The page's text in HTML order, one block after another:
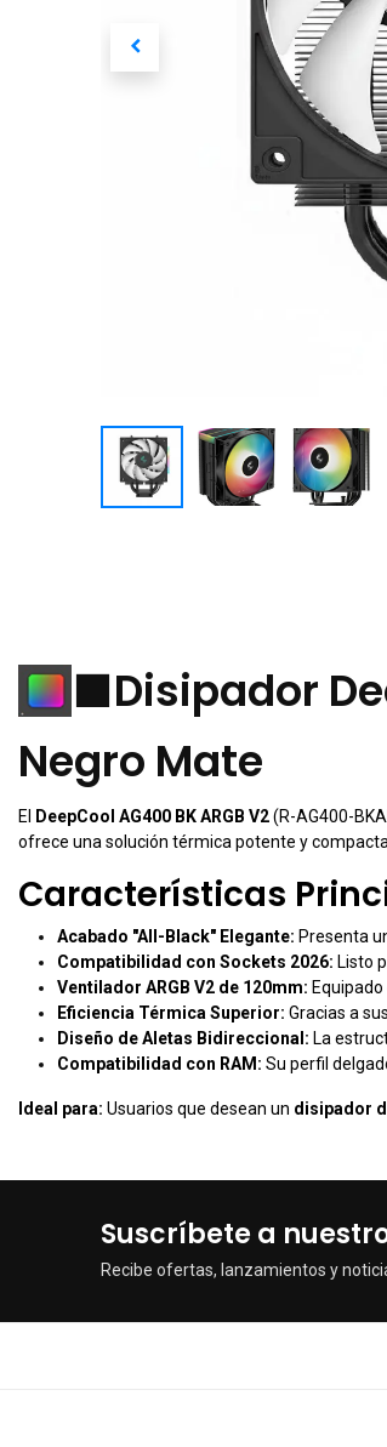
⬛Disipador
Negro Mate
El DeepCool AG400 BK ARGB V2(R-AG400-
ofrece una solución térmica potente y
Características
Acabado "All-Black" Elegante: Presenta
Compatibilidad con Sockets 2026: Listo
Ventilador ARGB V2 de 120mm:
Eficiencia Térmica Superior: Gracias a
Diseño de Aletas Bidireccional: La
Compatibilidad con RAM: Su perfil
Ideal para: Usuarios que desean un disipador
Suscríbete a
Recibe ofertas, lanzamientos y